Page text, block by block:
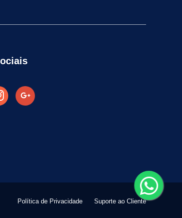
Como Fazer Industria Vender Mais
Política de Privacidade Suporte ao Cliente